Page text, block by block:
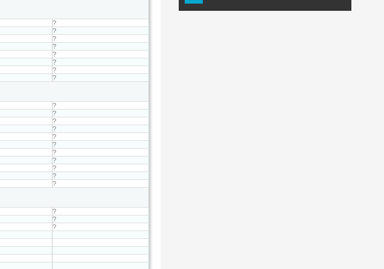
?
?
?
?
?
?
?
?
?
?
?
?
?
?
?
?
?
?
?
?
?
?